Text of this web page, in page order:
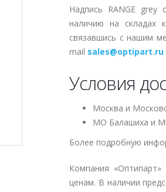
Надпись RANGE
наличию на складах
связавшись с нашим
mail sales@optipart.ru
Условия
Москва и
МО Балашиха и
Более подробную
Компания «Оптипарт»
ценам. В наличии